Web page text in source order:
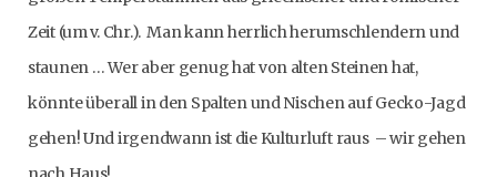
Zeit (um v. Chr.). Man kann herrlich herumschlendern und
staunen … Wer aber genug hat von alten Steinen hat,
könnte überall in den Spalten und Nischen auf Gecko-Jagd
gehen! Und irgendwann ist die Kulturluft raus – wir gehen